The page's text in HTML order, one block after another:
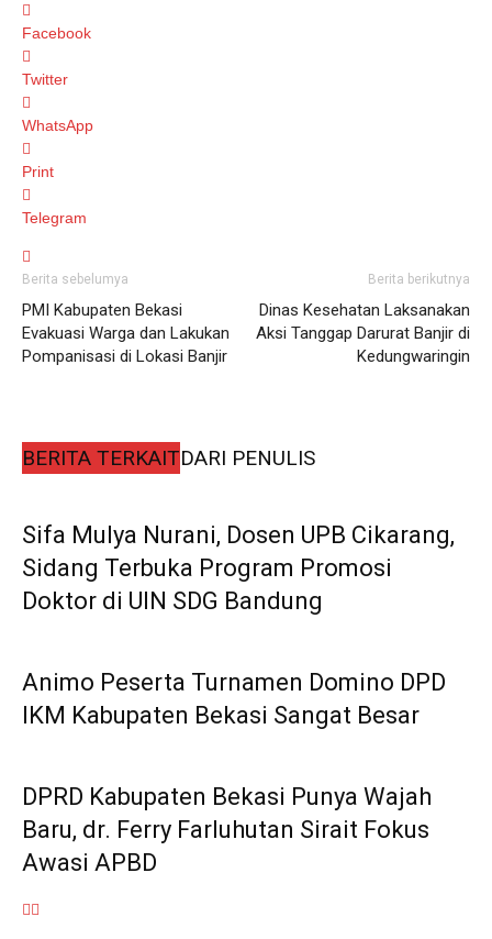
Facebook
Twitter
WhatsApp
Print
Telegram
Berita sebelumya
PMI Kabupaten Bekasi
Evakuasi Warga dan Lakukan
Pompanisasi di Lokasi Banjir
Berita berikutnya
Dinas Kesehatan Laksanakan
Aksi Tanggap Darurat Banjir di
Kedungwaringin
BERITA TERKAITDARI PENULIS
Sifa Mulya Nurani, Dosen UPB Cikarang,
Sidang Terbuka Program Promosi
Doktor di UIN SDG Bandung
Animo Peserta Turnamen Domino DPD
IKM Kabupaten Bekasi Sangat Besar
DPRD Kabupaten Bekasi Punya Wajah
Baru, dr. Ferry Farluhutan Sirait Fokus
Awasi APBD